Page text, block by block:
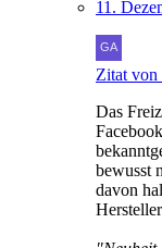
11.
Zitat von
Das
bewusst
davon